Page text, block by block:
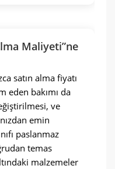
Maliyeti”ne
satın alma fiyatı
eden bakımı da
ve
emin
paslanmaz
temas
malzemeler